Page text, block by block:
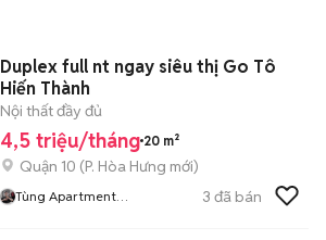
Duplex full nt ngay siêu thị Go Tô
Hiến Thành
Nội thất đầy đủ
4,5 triệu/tháng 20 m²
Quận 10 (P. Hòa Hưng mới)
Tùng Apartment
3 đã bán